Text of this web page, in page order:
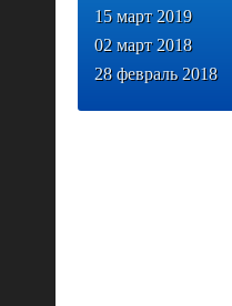
15 март 2019
02 март 2018
28 февраль 2018